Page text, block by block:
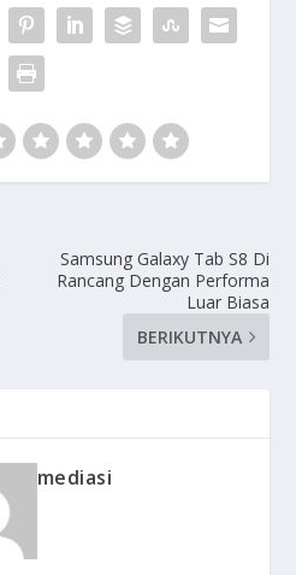
Samsung Galaxy Tab S8 Di
Rancang Dengan Performa
Luar Biasa
BERIKUTNYA
mediasi